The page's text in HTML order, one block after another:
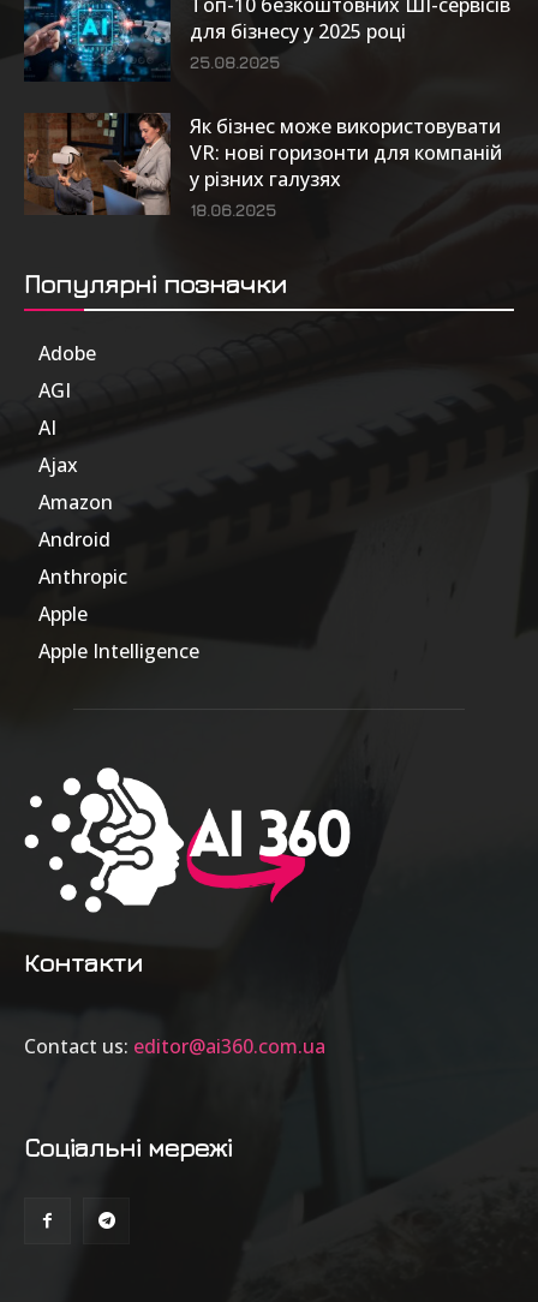
для бізнесу у 2025 році
25.08.2025
Як бізнес може використовувати
VR: нові горизонти для компаній
у різних галузях
18.06.2025
Популярні позначки
Adobe
AGI
AI
Ajax
Amazon
Android
Anthropic
Apple
Apple Intelligence
Контакти
Contact us: editor@ai360.com.ua
Соціальні мережі